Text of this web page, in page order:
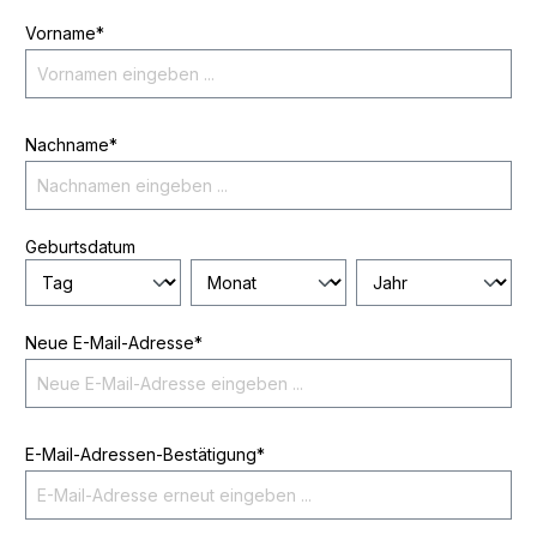
Vorname*
Nachname*
Geburtsdatum
Neue E-Mail-Adresse*
E-Mail-Adressen-Bestätigung*